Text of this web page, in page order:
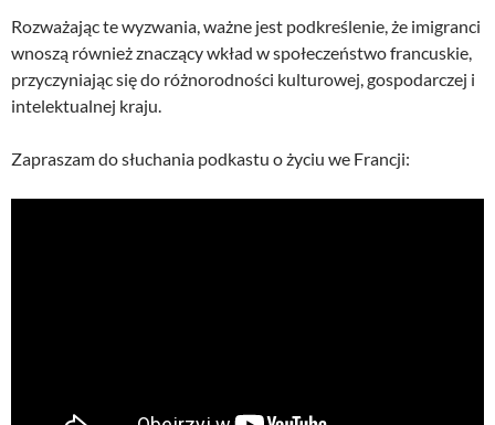
Rozważając te wyzwania, ważne jest podkreślenie, że imigranci
wnoszą również znaczący wkład w społeczeństwo francuskie,
przyczyniając się do różnorodności kulturowej, gospodarczej i
intelektualnej kraju.
Zapraszam do słuchania podkastu o życiu we Francji: